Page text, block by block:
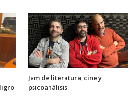
Jam de literatura, cine y
psicoanálisis